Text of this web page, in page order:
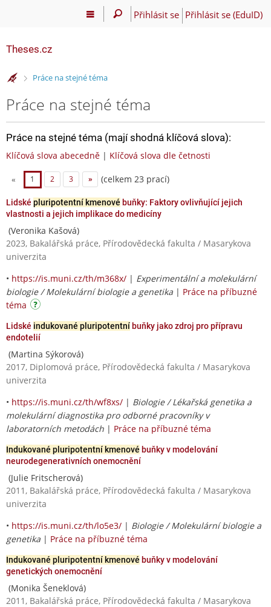
Přihlásit se Přihlásit se (EduID)
Theses.cz
>Práce na stejné téma
Práce na stejné téma
Práce na stejné téma (mají shodná klíčová slova):
Klíčová slova abecedně | Klíčová slova dle četnosti
« 1 2 3 » (celkem 23 prací)
Lidské pluripotentní kmenové buňky: Faktory ovlivňující jejich
vlastnosti a jejich implikace do medicíny
(Veronika Kašová)
2023, Bakalářská práce, Přírodovědecká fakulta / Masarykova
univerzita
• https://is.muni.cz/th/m368x/ | Experimentální a molekulární
biologie / Molekulární biologie a genetika | Práce na příbuzné
téma
Lidské indukované pluripotentní buňky jako zdroj pro přípravu
endotelií
(Martina Sýkorová)
2017, Diplomová práce, Přírodovědecká fakulta / Masarykova
univerzita
• https://is.muni.cz/th/wf8xs/ | Biologie / Lékařská genetika a
molekulární diagnostika pro odborné pracovníky v
laboratorních metodách | Práce na příbuzné téma
Indukované pluripotentní kmenové buňky v modelování
neurodegenerativních onemocnění
(Julie Fritscherová)
2011, Bakalářská práce, Přírodovědecká fakulta / Masarykova
univerzita
• https://is.muni.cz/th/lo5e3/ | Biologie / Molekulární biologie a
genetika | Práce na příbuzné téma
Indukované pluripotentní kmenové buňky v modelování
genetických onemocnění
(Monika Šeneklová)
2011, Bakalářská práce, Přírodovědecká fakulta / Masarykova